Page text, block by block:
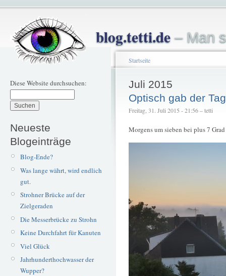
blog.tetti.de– Man
Diese Website durchsuchen:
Neueste
Blogeinträge
Blog-Ende?
Was lange währt, wird endlich
gut.
Strohner Brücke auf der
Zielgeraden
Die Messerbrücke zu Strohn
Keine Durchfahrt für Kanuten
Viel Glück
Jahrhunderthochwasser der
Wupper?
Startseite
Juli 2015
Optisch gab der
Freitag, 31. Juli 2015 - 21:56 – tetti
Morgens um sieben bei plus 7